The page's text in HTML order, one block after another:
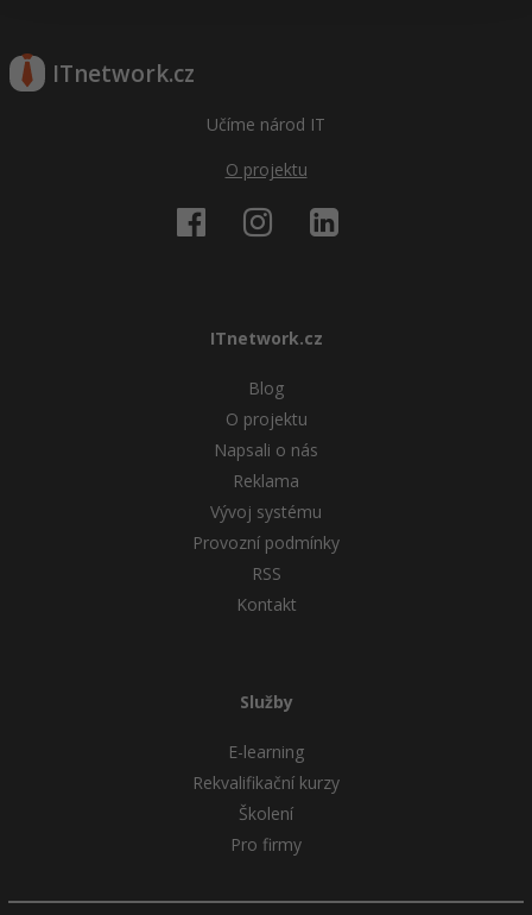
ITnetwork.cz
Učíme národ IT
O projektu
ITnetwork.cz
Blog
O projektu
Napsali o nás
Reklama
Vývoj systému
Provozní podmínky
RSS
Kontakt
Služby
E-learning
Rekvalifikační kurzy
Školení
Pro firmy